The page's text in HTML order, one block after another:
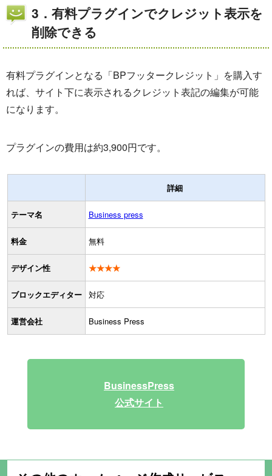
3．有料プラグインでクレジット表示を
削除できる
有料プラグインとなる「BPフッタークレジット」を購入す
れば、サイト下に表示されるクレジット表記の編集が可能
になります。
プラグインの費用は約3,900円です。
詳細
テーマ名 Business press
料金 無料
デザイン性 ★★★★
ブロックエディター 対応
運営会社 Business Press
BusinessPress
公式サイト